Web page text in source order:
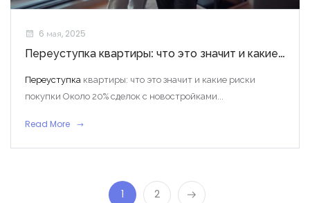
6 мая, 2025
Переуступка квартиры: что это значит и какие риски покупки
Переуступка квартиры: что это значит и какие риски
покупки Около 20% сделок с новостройками...
Read More
1 2